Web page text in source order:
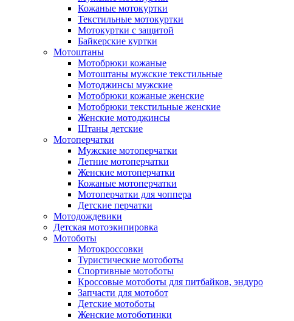
Кожаные мотокуртки
Текстильные мотокуртки
Мотокуртки с защитой
Байкерские куртки
Мотоштаны
Мотобрюки кожаные
Мотоштаны мужские текстильные
Мотоджинсы мужские
Мотобрюки кожаные женские
Мотобрюки текстильные женские
Женские мотоджинсы
Штаны детские
Мотоперчатки
Мужские мотоперчатки
Летние мотоперчатки
Женские мотоперчатки
Кожаные мотоперчатки
Мотоперчатки для чоппера
Детские перчатки
Мотодождевики
Детская мотоэкипировка
Мотоботы
Мотокроссовки
Туристические мотоботы
Спортивные мотоботы
Кроссовые мотоботы для питбайков, эндуро
Запчасти для мотобот
Детские мотоботы
Женские мотоботинки